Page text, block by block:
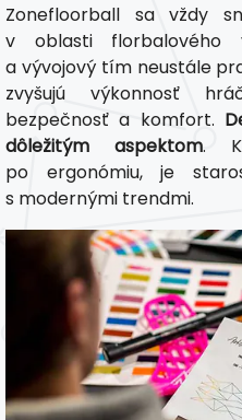
Zonefloorball sa vždy
v oblasti florbalového
a vývojový tím neustále
zvyšujú výkonnosť
bezpečnosť a komfort.
dôležitým aspektom.
po ergonómiu, je
s modernými trendmi.